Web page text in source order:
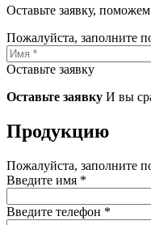
Оставьте заявку,
Пожалуйста, заполните
Оставьте заявку
Оставьте заявку И вы
Продукцию
Пожалуйста, заполните
Введите имя *
Введите телефон *